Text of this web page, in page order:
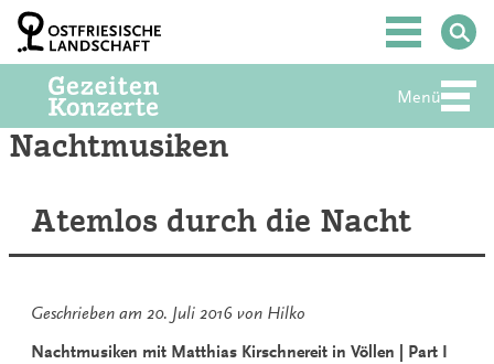
Zum
Inhalt
springen
Hauptmenü
Menü
Nachtmusiken
Atemlos durch die Nacht
Geschrieben am 20. Juli 2016 von Hilko
Nachtmusiken mit Matthias Kirschnereit in Völlen | Part I